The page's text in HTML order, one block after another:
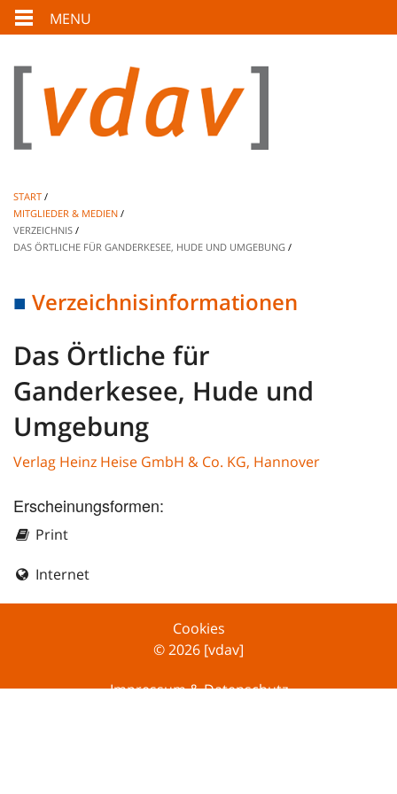
MENU
START
MITGLIEDER & MEDIEN
VERZEICHNIS
DAS ÖRTLICHE FÜR GANDERKESEE, HUDE UND UMGEBUNG
Verzeichnisinformationen
Das Örtliche für
Ganderkesee, Hude und
Umgebung
Verlag Heinz Heise GmbH & Co. KG, Hannover
Erscheinungsformen:
Print
Internet
Cookies
© 2026 [vdav]
Impressum & Datenschutz